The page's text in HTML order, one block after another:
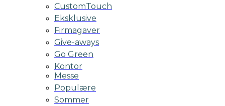
CustomTouch
Eksklusive
Firmagaver
Give-aways
Go Green
Kontor
Messe
Populære
Sommer